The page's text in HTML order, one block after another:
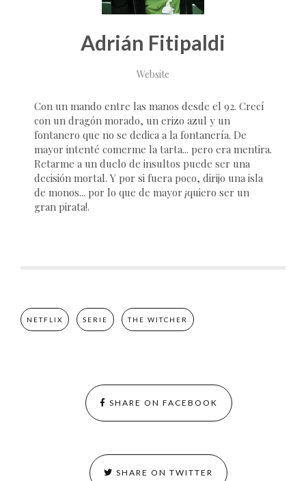
Adrián Fitipaldi
Website
Con un mando entre las manos desde el 92. Crecí
con un dragón morado, un erizo azul y un
fontanero que no se dedica a la fontanería. De
mayor intenté comerme la tarta... pero era mentira.
Retarme a un duelo de insultos puede ser una
decisión mortal. Y por si fuera poco, dirijo una isla
de monos... por lo que de mayor ¡quiero ser un
gran pirata!.
NETFLIX SERIE THE WITCHER
SHARE ON FACEBOOK
SHARE ON TWITTER